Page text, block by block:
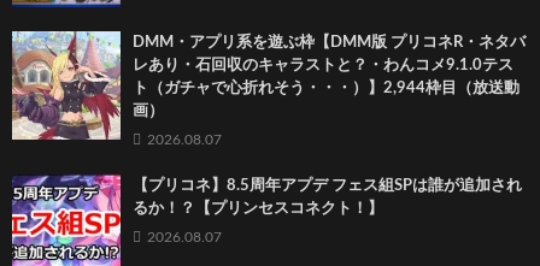
DMM・アプリ系を遊ぶ枠【DMM版 プリコネR・ネタバ
レあり・石回収のキャラストと？・わんコメ9.1.0テス
ト（ガチャで心折れそう・・・）】2,944枠目（放送動
画）
2026.08.07
【プリコネ】8.5周年アプデ フェス組SPは誰が追加され
るか！？【プリンセスコネクト！】
2026.08.07